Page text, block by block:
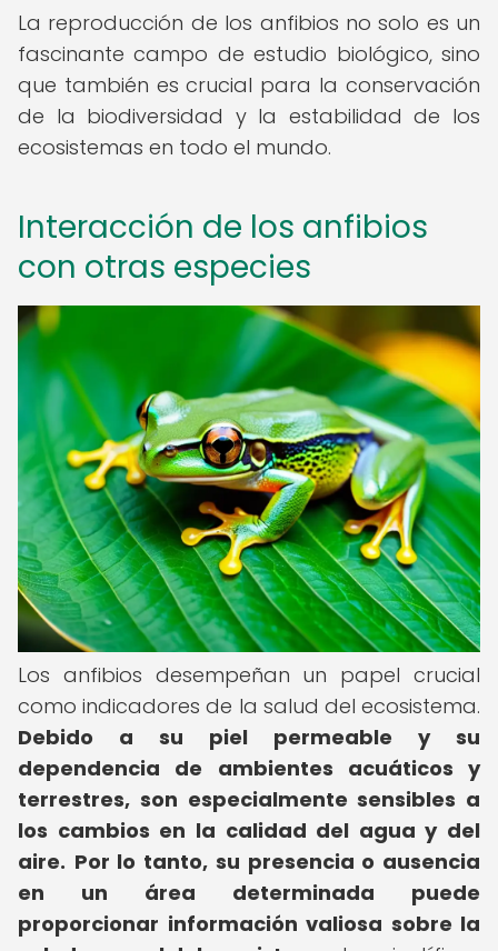
La reproducción de los anfibios no solo es un
fascinante campo de estudio biológico, sino
que también es crucial para la conservación
de la biodiversidad y la estabilidad de los
ecosistemas en todo el mundo.
Interacción de los anfibios
con otras especies
Los anfibios desempeñan un papel crucial
como indicadores de la salud del ecosistema.
Debido a su piel permeable y su
dependencia de ambientes acuáticos y
terrestres, son especialmente sensibles a
los cambios en la calidad del agua y del
aire. Por lo tanto, su presencia o ausencia
en un área determinada puede
proporcionar información valiosa sobre la